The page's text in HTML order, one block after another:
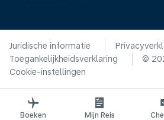
Juridische informatie
Toegankelijkheidsverklaring
©
Cookie-instellingen
Boeken Mijn Reis